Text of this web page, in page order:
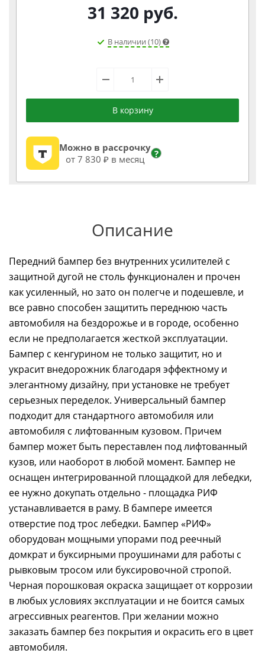
31 320 руб.
В наличии (10)
В корзину
Можно в рассрочку
от 7 830 ₽ в месяц
?
Описание
Передний бампер без внутренних усилителей с
защитной дугой не столь функционален и прочен
как усиленный, но зато он полегче и подешевле, и
все равно способен защитить переднюю часть
автомобиля на бездорожье и в городе, особенно
если не предполагается жесткой эксплуатации.
Бампер с кенгурином не только защитит, но и
украсит внедорожник благодаря эффектному и
элегантному дизайну, при установке не требует
серьезных переделок. Универсальный бампер
подходит для стандартного автомобиля или
автомобиля с лифтованным кузовом. Причем
бампер может быть переставлен под лифтованный
кузов, или наоборот в любой момент. Бампер не
оснащен интегрированной площадкой для лебедки,
ее нужно докупать отдельно - площадка РИФ
устанавливается в раму. В бампере имеется
отверстие под трос лебедки. Бампер «РИФ»
оборудован мощными упорами под реечный
домкрат и буксирными проушинами для работы с
рывковым тросом или буксировочной стропой.
Черная порошковая окраска защищает от коррозии
в любых условиях эксплуатации и не боится самых
агрессивных реагентов. При желании можно
заказать бампер без покрытия и окрасить его в цвет
автомобиля.